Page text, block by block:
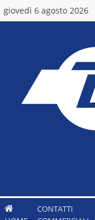
giovedì 6 agosto 2026
CONTATTI